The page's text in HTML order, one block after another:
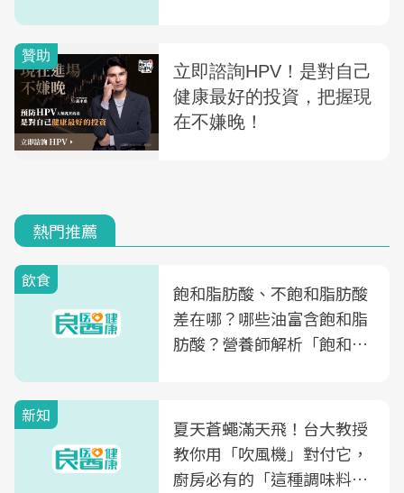
熱門推薦
飲食
飽和脂肪酸、不飽和脂肪酸
差在哪？哪些油富含飽和脂
肪酸？營養師解析「飽和脂
新知
夏天蒼蠅滿天飛！台大教授
教你用「吹風機」對付它，
廚房必有的「這種調味料」